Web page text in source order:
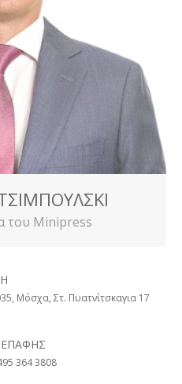
του Minipress
Μόσχα, Στ. Πυατνίτσκαγια 17
364 3808